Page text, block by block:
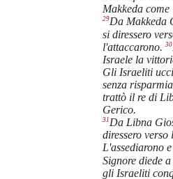
Makkeda
29Da Makkeda
si diressero
l'attaccarono. 30
Israele la
Gli Israeliti
senza
trattò il re di
Gerico.
31 Da Libna
diressero
L'assediarono
Signore diede
gli Israeliti